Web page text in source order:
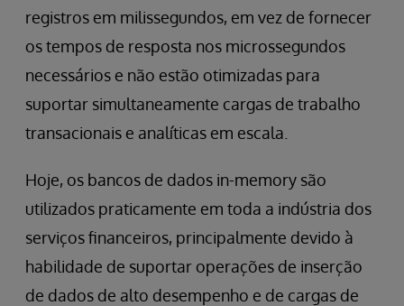
registros em milissegundos, em vez de fornecer
os tempos de resposta nos microssegundos
necessários e não estão otimizadas para
suportar simultaneamente cargas de trabalho
transacionais e analíticas em escala.
Hoje, os bancos de dados in-memory são
utilizados praticamente em toda a indústria dos
serviços financeiros, principalmente devido à
habilidade de suportar operações de inserção
de dados de alto desempenho e de cargas de